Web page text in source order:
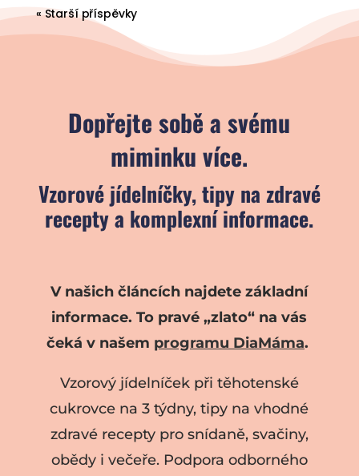
« Starší příspěvky
Dopřejte sobě a svému
miminku více.
Vzorové jídelníčky, tipy na zdravé
recepty a komplexní informace.
V našich článcích najdete základní
informace. To pravé „zlato“ na vás
čeká v našem programu DiaMáma.
Vzorový jídelníček při těhotenské
cukrovce na 3 týdny, tipy na vhodné
zdravé recepty pro snídaně, svačiny,
obědy i večeře. Podpora odborného